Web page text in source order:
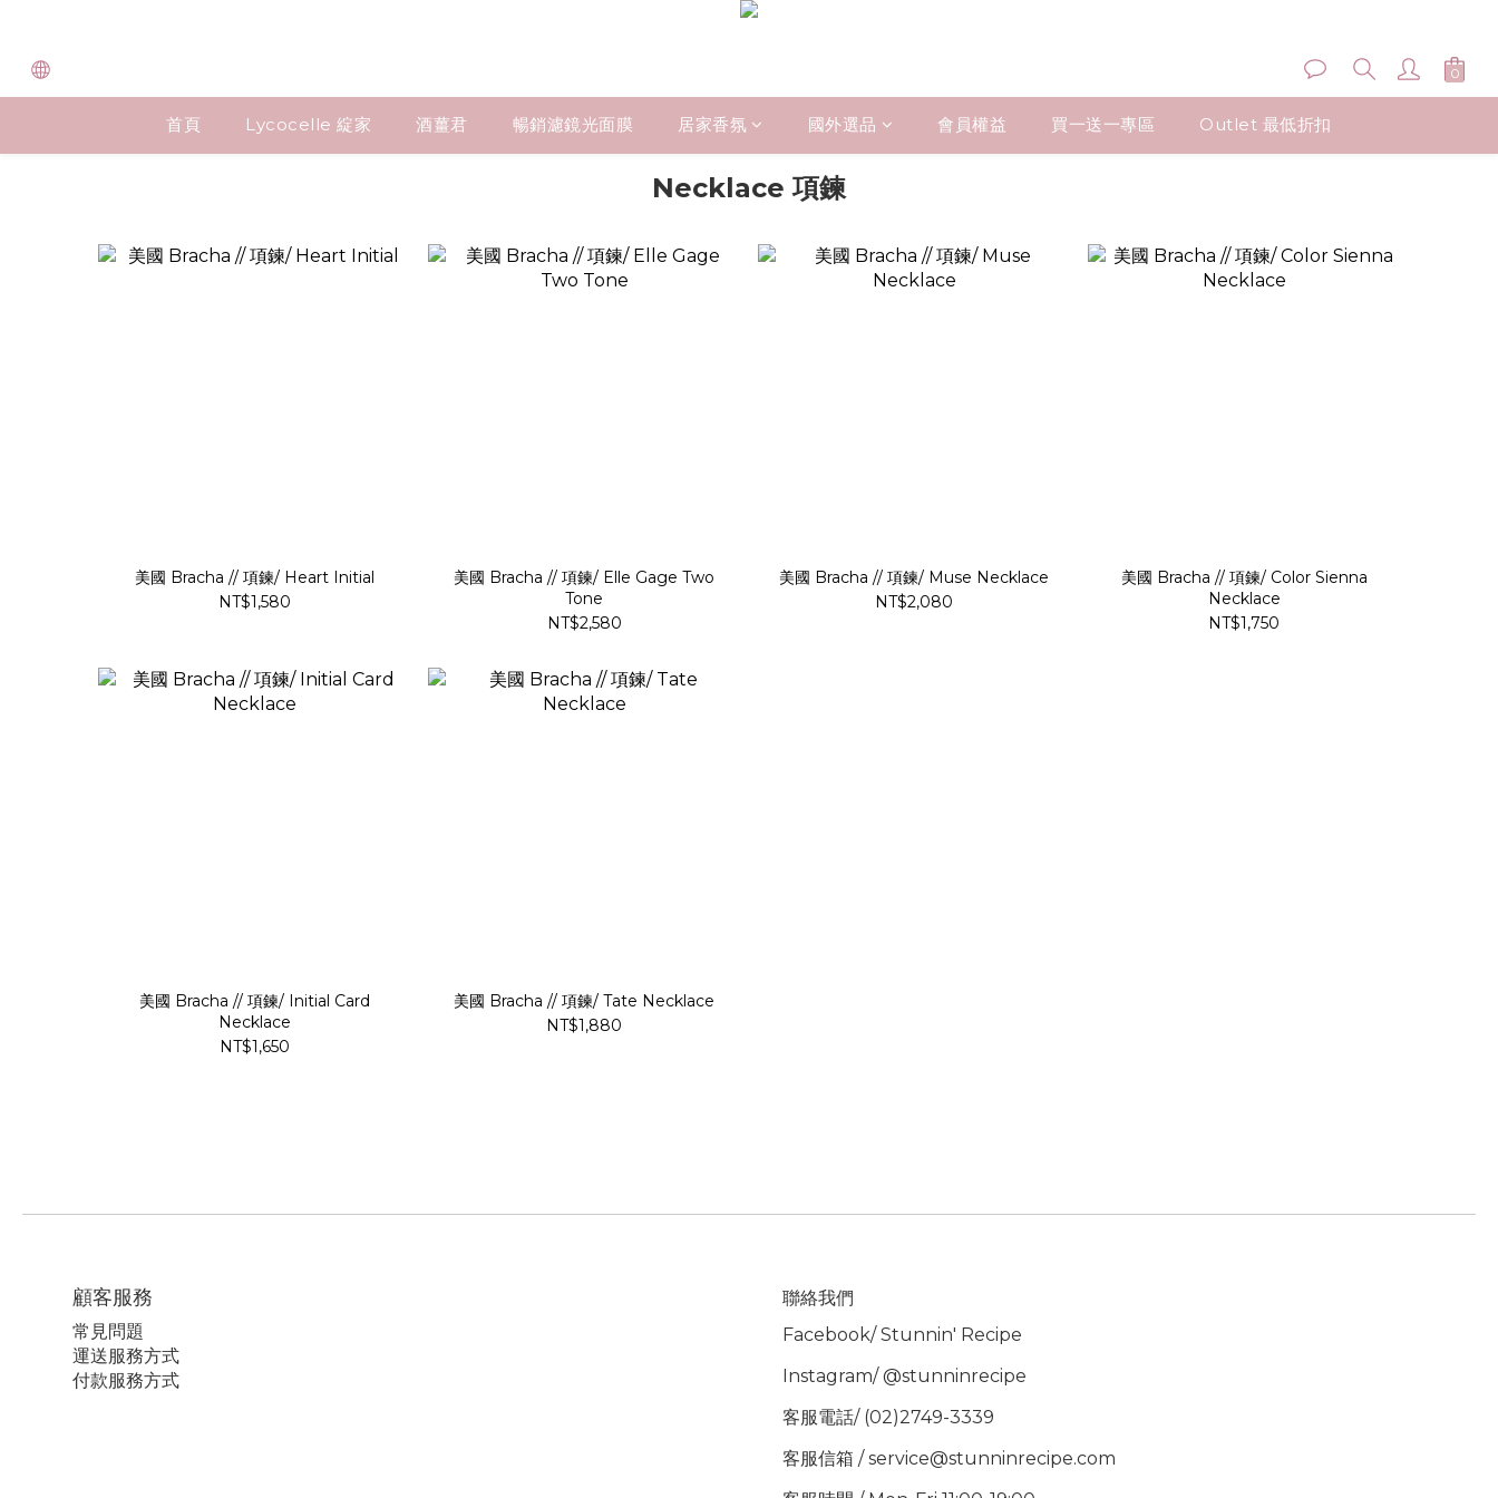
首頁 Lycocelle 綻家 酒薑君 暢銷濾鏡光面膜 居家香氛 國外選品 會員權益 買一送一專區 Outlet 最低折扣
Necklace 項鍊
美國 Bracha // 項鍊/ Heart Initial
NT$1,580
美國 Bracha // 項鍊/ Elle Gage Two
Tone
NT$2,580
美國 Bracha // 項鍊/ Muse Necklace
NT$2,080
美國 Bracha // 項鍊/ Color Sienna
Necklace
NT$1,750
美國 Bracha // 項鍊/ Initial Card
Necklace
NT$1,650
美國 Bracha // 項鍊/ Tate Necklace
NT$1,880
顧客服務
常見問題
運送服務方式
付款服務方式
聯絡我們
Facebook/Stunnin' Recipe
Instagram/@stunninrecipe
客服電話/ (02)2749-3339
客服信箱 / service@stunninrecipe.com